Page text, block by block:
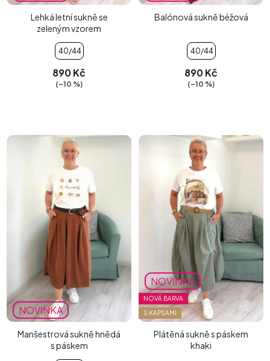
Lehká letní sukně se
zeleným vzorem
40/44
890 Kč
(–10 %)
Balónová sukně béžová
40/44
890 Kč
(–10 %)
NOVINKA
Manšestrová sukně hnědá
s páskem
NOVINKA
NOVÁ BARVA
S KAPSAMI
Plátěná sukně s páskem
khaki